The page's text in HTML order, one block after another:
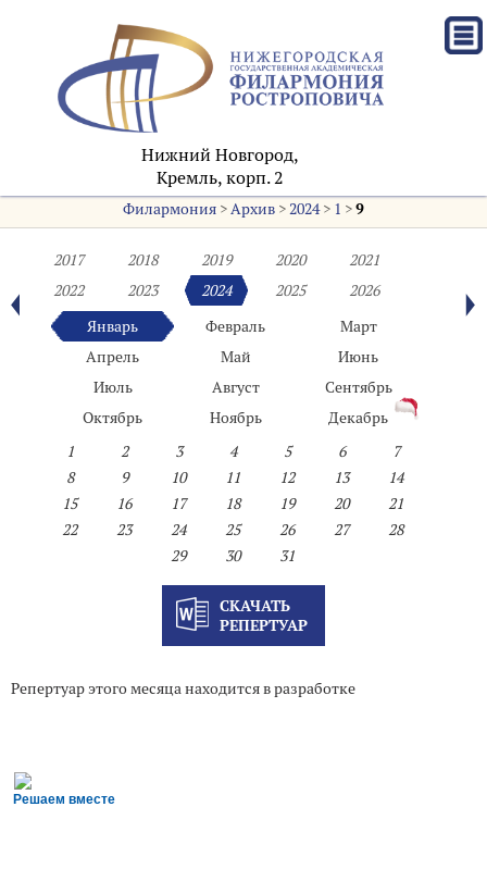
Нижний Новгород,
Кремль, корп. 2
Филармония>Архив>2024> 1 >9
2017 2018 2019 2020
2021
2022
2023 2024 2025
2026
Январь
Февраль
Март
Апрель
Май
Июнь
Июль
Август
Сентябрь
Октябрь
Ноябрь
Декабрь
1
2 3 4 5 6
7
8
9 10 11 12 13
14
15
16 17 18 19 20
21
22
23 24 25 26 27
28
29
30 31
СКАЧАТЬ
РЕПЕРТУАР
Репертуар этого месяца находится в разработке
Решаем вместе